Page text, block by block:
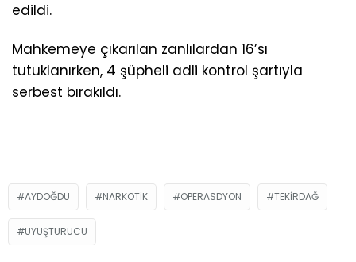
edildi.
Mahkemeye çıkarılan zanlılardan 16’sı
tutuklanırken, 4 şüpheli adli kontrol şartıyla
serbest bırakıldı.
AYDOĞDU NARKOTIK OPERASDYON TEKIRDAĞ
UYUŞTURUCU